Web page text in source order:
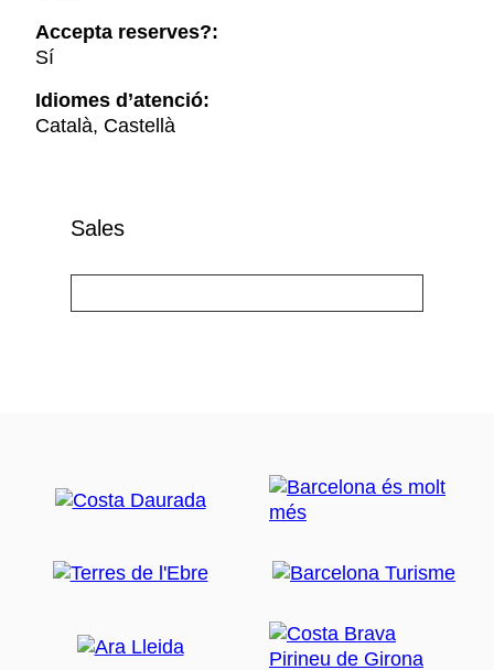
Accepta reserves?:
Sí
Idiomes d’atenció:
Català, Castellà
Sales